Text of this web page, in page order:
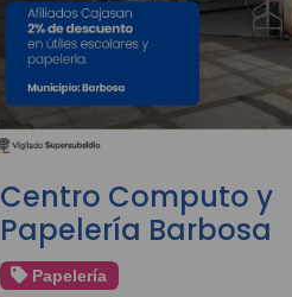
Centro Computo y
Papelería Barbosa
Papelería